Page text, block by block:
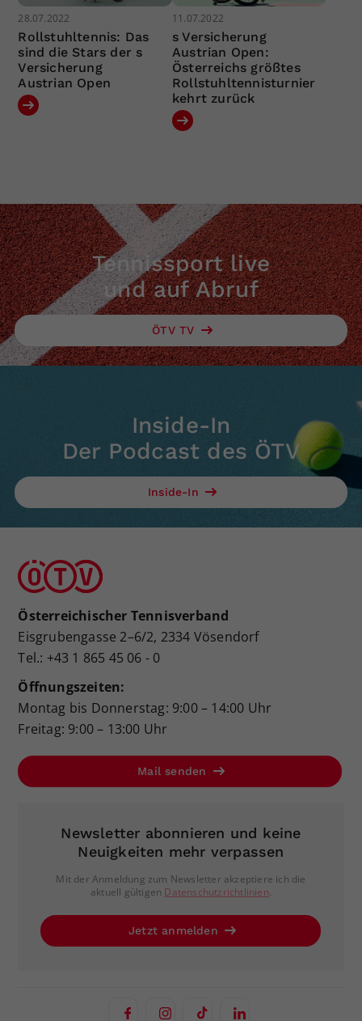
28.07.2022
Rollstuhltennis: Das
sind die Stars der s
Versicherung
Austrian Open
11.07.2022
s Versicherung
Austrian Open:
Österreichs größtes
Rollstuhltennisturnier
kehrt zurück
Tennissport live
und auf Abruf
ÖTV TV
Inside-In
Der Podcast des ÖTV
Inside-In
Österreichischer Tennisverband
Eisgrubengasse 2–6/2, 2334 Vösendorf
Tel.: +43 1 865 45 06 - 0
Öffnungszeiten:
Montag bis Donnerstag: 9:00 – 14:00 Uhr
Freitag: 9:00 – 13:00 Uhr
Mail senden
Newsletter abonnieren und keine
Neuigkeiten mehr verpassen
Mit der Anmeldung zum Newsletter akzeptiere ich die
aktuell gültigen Datenschutzrichtlinien.
Jetzt anmelden